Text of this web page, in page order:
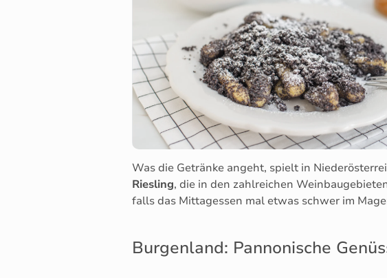
Was die Getränke angeht, spielt in
Riesling, die in den zahlreichen
falls das Mittagessen mal etwas schwer im
Burgenland: Pannonische